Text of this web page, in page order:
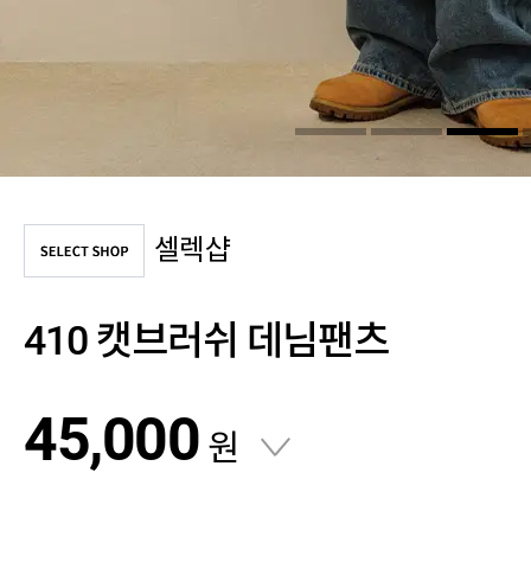
셀렉샵
410 캣브러쉬 데님팬츠
45,000 원